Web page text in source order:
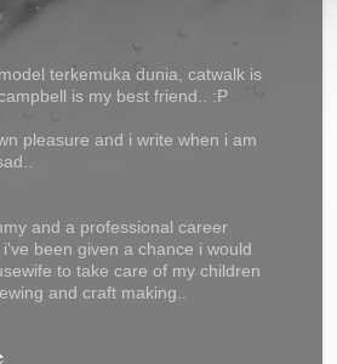
terkemuka dunia, catwalk is
is my best friend.. :P
pleasure and i write when i am
and a professional career
been given a chance i would
to take care of my children
and craft making..